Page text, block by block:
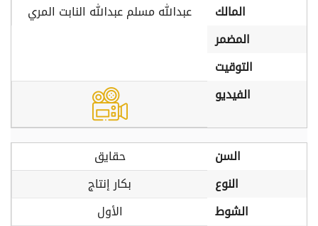
المالك
عبدالله مسلم عبدالله النابت المري
المضمر
التوقيت
الفيديو
السن
حقايق
النوع
بكار إنتاج
الشوط
الأول